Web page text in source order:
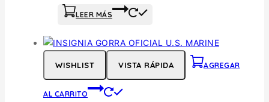
LEER MÁS
WISHLIST VISTA RÁPIDA AGREGAR
AL CARRITO